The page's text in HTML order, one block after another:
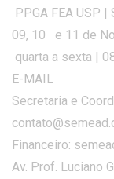
PPGA FEA USP |
09, 10 e 11 de
quarta a sexta |
E-MAIL
Secretaria e
Financeiro:
Av. Prof. Luciano